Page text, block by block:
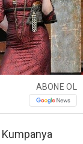
ABONE OL
Kumpanya